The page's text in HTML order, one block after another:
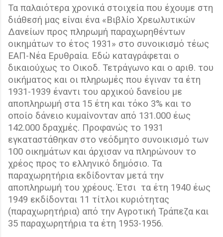
Τα παλαιότερα χρονικά στοιχεία που έχουμε στη
διάθεσή μας είναι ένα «Bιβλίο Xρεωλυτικών
Δανείων προς πληρωμή παραχωρηθέντων
οικημάτων το έτος 1931» στο συνοικισμό τέως
ΕΑΠ-Νέα Ερυθραία. Εδώ καταγράφεται ο
δικαιούχως το Οικοδ. Τετράγωνο και ο αριθ. του
οικήματος και οι πληρωμές που έγιναν τα έτη
1931-1939 έναντι του αρχικού δανείου με
αποπληρωμή στα 15 έτη και τόκο 3% και το
οποίο δάνειο κυμαίνονταν από 131.000 έως
142.000 δραχμές. Προφανώς το 1931
εγκαταστάθηκαν στο νεόδμητο συνοικισμό των
100 οικημάτων και άρχισαν να πληρώνουν το
χρέος προς το ελληνικό δημόσιο. Τα
παραχωρητήρια εκδίδονταν μετά την
αποπληρωμή του χρέους. Έτσι τα έτη 1940 έως
1949 εκδίδονται 11 τίτλοι κυριότητας
(παραχωρητήρια) από την Αγροτική Τράπεζα και
35 παραχωρητήρια τα έτη 1953-1956.